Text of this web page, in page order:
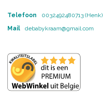
Telefoon
0032492480713 (Henk)
Mail
debabykraam@gmail.com